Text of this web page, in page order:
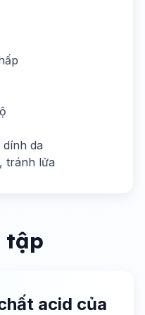
da
tránh lửa
tập
acid của